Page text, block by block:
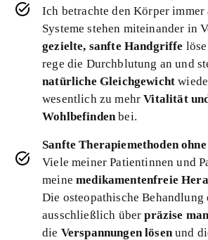
Ich betrachte den Körper
Systeme stehen miteinander in
gezielte, sanfte Handgriffe
rege die Durchblutung an und
natürliche Gleichgewicht
wesentlich zu mehrVitalität
Wohlbefinden bei.
Sanfte Therapiemethoden
Viele meiner Patientinnen und
meinemedikamentenfreie
Die osteopathische
ausschließlich überpräzise
die Verspannungen lösenund